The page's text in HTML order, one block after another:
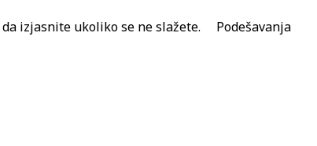
izjasnite ukoliko se ne slažete.
Podešavanja